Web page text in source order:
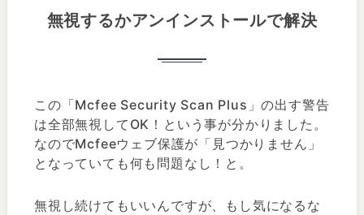
無視するかアンインストールで解決
この「Mcfee Security Scan Plus」の出す警告
は全部無視してOK！という事が分かりました。
なのでMcfeeウェブ保護が「見つかりません」
となっていても何も問題なし！と。
無視し続けてもいいんですが、もし気になるな